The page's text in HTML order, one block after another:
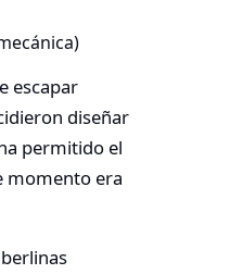
escapar
diseñar
permitido el
momento era